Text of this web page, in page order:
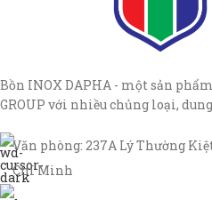
Bồn INOX DAPHA - một sản
GROUP với nhiều chủng loại,
Văn phòng: 237A Lý Thường
Chí Minh